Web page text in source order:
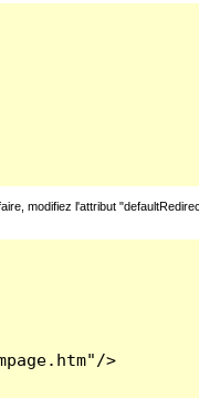
modifiez l'attribut
>